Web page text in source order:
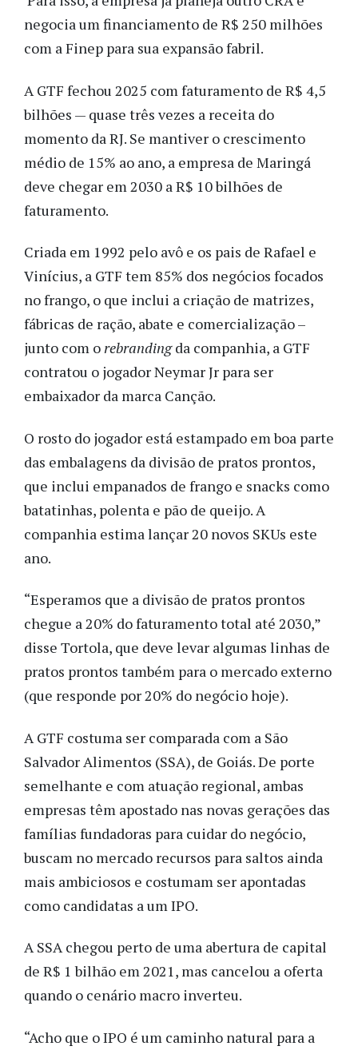
negocia um financiamento de R$ 250 milhões
com a Finep para sua expansão fabril.
A GTF fechou 2025 com faturamento de R$ 4,5
bilhões — quase três vezes a receita do
momento da RJ. Se mantiver o crescimento
médio de 15% ao ano, a empresa de Maringá
deve chegar em 2030 a R$ 10 bilhões de
faturamento.
Criada em 1992 pelo avô e os pais de Rafael e
Vinícius, a GTF tem 85% dos negócios focados
no frango, o que inclui a criação de matrizes,
fábricas de ração, abate e comercialização –
junto com orebrandingda companhia, a GTF
contratou o jogador Neymar Jr para ser
embaixador da marca Canção.
O rosto do jogador está estampado em boa parte
das embalagens da divisão de pratos prontos,
que inclui empanados de frango e snacks como
batatinhas, polenta e pão de queijo. A
companhia estima lançar 20 novos SKUs este
ano.
“Esperamos que a divisão de pratos prontos
chegue a 20% do faturamento total até 2030,”
disse Tortola, que deve levar algumas linhas de
pratos prontos também para o mercado externo
(que responde por 20% do negócio hoje).
A GTF costuma ser comparada com a São
Salvador Alimentos (SSA), de Goiás. De porte
semelhante e com atuação regional, ambas
empresas têm apostado nas novas gerações das
famílias fundadoras para cuidar do negócio,
buscam no mercado recursos para saltos ainda
mais ambiciosos e costumam ser apontadas
como candidatas a um IPO.
A SSA chegou perto de uma abertura de capital
de R$ 1 bilhão em 2021, mas cancelou a oferta
quando o cenário macro inverteu.
“Acho que o IPO é um caminho natural para a